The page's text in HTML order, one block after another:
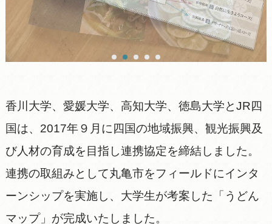
香川大学、愛媛大学、高知大学、徳島大学とJR四
国は、2017年９月に四国の地域振興、観光振興及
び人材の育成を目指し連携協定を締結しました。
連携の取組みとして丸亀市をフィールドにインタ
ーンシップを実施し、大学生が考案した「うどん
マップ」が完成いたしました。